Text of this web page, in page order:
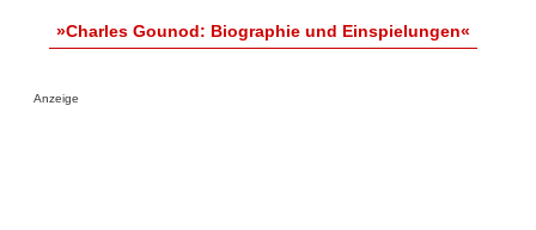
»Charles Gounod: Biographie und Einspielungen«
Anzeige